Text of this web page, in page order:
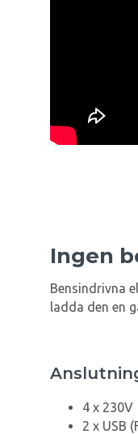
Ingen
Bensindrivna
ladda den en
4 x 230V
2 x USB